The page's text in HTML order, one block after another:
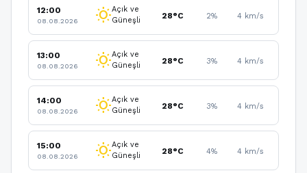
12:00
08.08.2026 wb_sunnyAçık ve
Güneşli
28°C 2% 4 km/s
13:00
08.08.2026 wb_sunnyAçık ve
Güneşli
28°C 3% 4 km/s
14:00
08.08.2026 wb_sunnyAçık ve
Güneşli
28°C 3% 4 km/s
15:00
08.08.2026 wb_sunnyAçık ve
Güneşli
28°C 4% 4 km/s